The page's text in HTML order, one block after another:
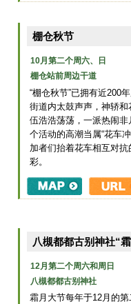
棚仓秋节
10月第二个周六、日
棚仓站前周边干道
“棚仓秋节”已拥有近200
街道内太鼓声声，神轿和
伍浩浩荡荡，一派热闹非
个活动的高潮当属“花车
加者们抬着花车相互对
彩。
八槻都都古别神社“
12月第二个周六和周日
八槻都都古别神社
霜月大节每年于12月的第